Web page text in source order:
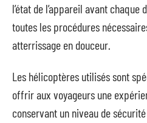
l’état de l’appareil avant
toutes les procédures
atterrissage en douceur.
Les hélicoptères utilisés sont
offrir aux voyageurs une
conservant un niveau de